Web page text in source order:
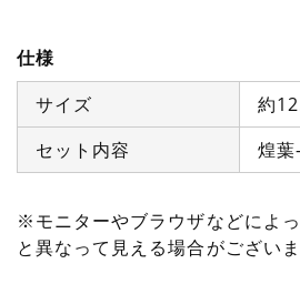
仕様
サイズ
約
セット内容
煌
※モニターやブラウザなどによ
と異なって見える場合がございま